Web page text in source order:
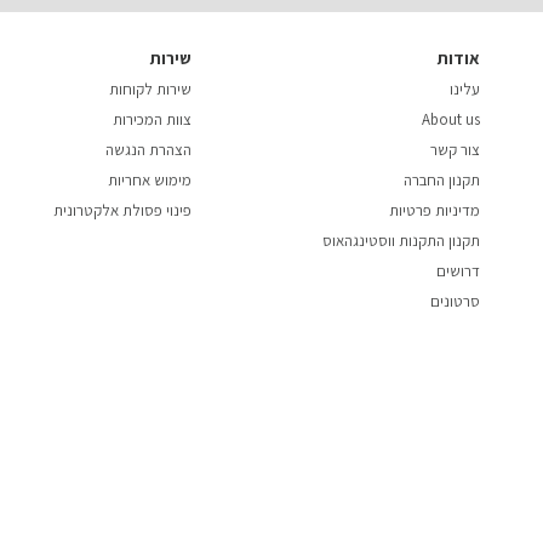
אודות
עלינו
About us
צור קשר
תקנון החברה
מדיניות פרטיות
תקנון התקנות ווסטינגהאוס
דרושים
סרטונים
שירות
שירות לקוחות
צוות המכירות
הצהרת הנגשה
מימוש אחריות
פינוי פסולת אלקטרונית